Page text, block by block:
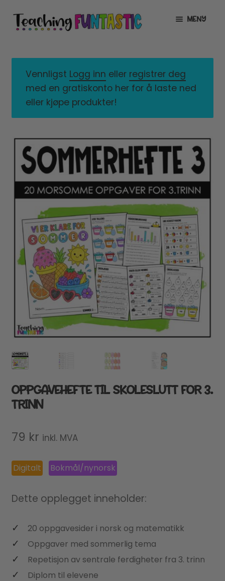
Hopp
til
Hopp
til
MENY
UNDERMENY
MIN KONTO
UNDERMENY
LISENSER
UTVID
UNDERMENY
TIPSHJØRNET
KURS
Vennligst Logg inn eller registrer deg
med en gratiskonto her for å laste ned
eller kjøpe produkter!
OPPGAVEHEFTE TIL SKOLESLUTT FOR 3.
TRINN
79 kr inkl. MVA
Digitalt Bokmål/nynorsk
Dette opplegget inneholder:
20 oppgavesider i norsk og matematikk
Oppgaver med sommerlig tema
Repetisjon av sentrale ferdigheter fra 3. trinn
Diplom til elevene